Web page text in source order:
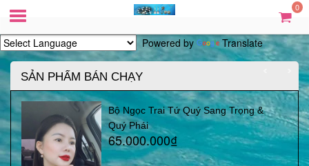
0
Powered by Translate
SẢN PHẨM BÁN CHẠY
Bộ Ngọc Trai Tứ Quý Sang Trọng &
Quý Phái
65.000.000₫